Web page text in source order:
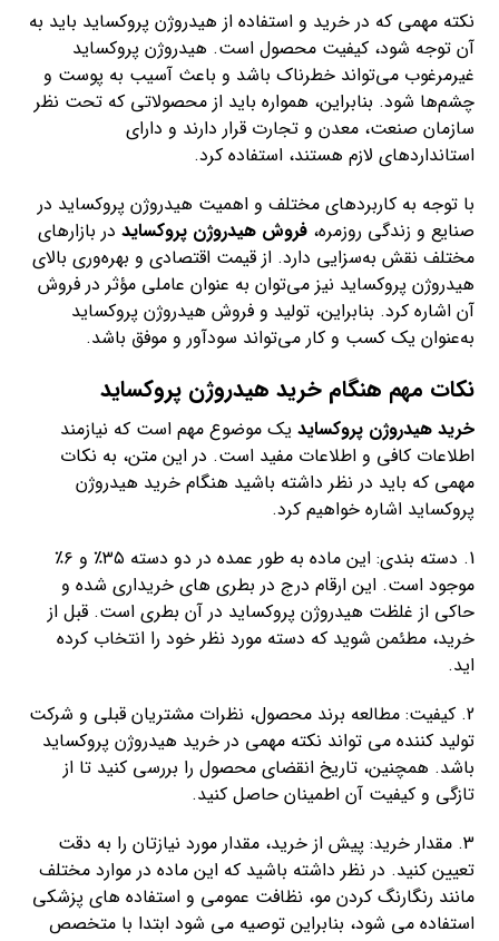
نکته مهمی که در خرید و استفاده از هیدروژن پروکساید باید به
آن توجه شود، کیفیت محصول است. هیدروژن پروکساید
غیرمرغوب می‌تواند خطرناک باشد و باعث آسیب به پوست و
چشم‌ها شود. بنابراین، همواره باید از محصولاتی که تحت نظر
سازمان صنعت، معدن و تجارت قرار دارند و دارای
استانداردهای لازم هستند، استفاده کرد.
با توجه به کاربردهای مختلف و اهمیت هیدروژن پروکساید در
صنایع و زندگی روزمره،فروش هیدروژن پروکساید در بازارهای
مختلف نقش به‌سزایی دارد. از قیمت اقتصادی و بهره‌وری بالای
هیدروژن پروکساید نیز می‌توان به عنوان عاملی مؤثر در فروش
آن اشاره کرد. بنابراین، تولید و فروش هیدروژن پروکساید
به‌عنوان یک کسب و کار می‌تواند سودآور و موفق باشد.
نکات مهم هنگام خرید هیدروژن پروکساید
خرید هیدروژن پروکساید یک موضوع مهم است که نیازمند
اطلاعات کافی و اطلاعات مفید است. در این متن، به نکات
مهمی که باید در نظر داشته باشید هنگام خرید هیدروژن
پروکساید اشاره خواهیم کرد.
1. دسته بندی: این ماده به طور عمده در دو دسته ۳۵٪ و ۶٪
موجود است. این ارقام درج در بطری های خریداری شده و
حاکی از غلظت هیدروژن پروکساید در آن بطری است. قبل از
خرید، مطئمن شوید که دسته مورد نظر خود را انتخاب کرده
اید.
2. کیفیت: مطالعه برند محصول، نظرات مشتریان قبلی و شرکت
تولید کننده می تواند نکته مهمی در خرید هیدروژن پروکساید
باشد. همچنین، تاریخ انقضای محصول را بررسی کنید تا از
تازگی و کیفیت آن اطمینان حاصل کنید.
3. مقدار خرید: پیش از خرید، مقدار مورد نیازتان را به دقت
تعیین کنید. در نظر داشته باشید که این ماده در موارد مختلف
مانند رنگارنگ کردن مو، نظافت عمومی و استفاده های پزشکی
استفاده می شود، بنابراین توصیه می شود ابتدا با متخصص